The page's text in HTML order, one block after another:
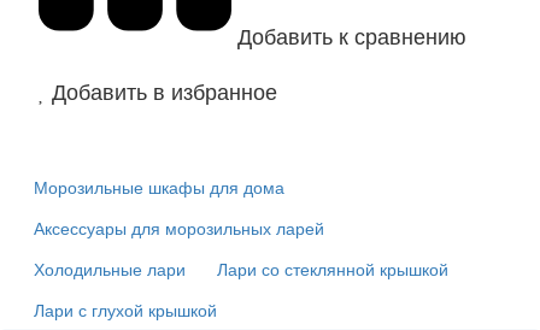
Добавить к сравнению
Добавить в избранное
Морозильные шкафы для дома
Аксессуары для морозильных ларей
Холодильные лари
Лари со стеклянной крышкой
Лари с глухой крышкой